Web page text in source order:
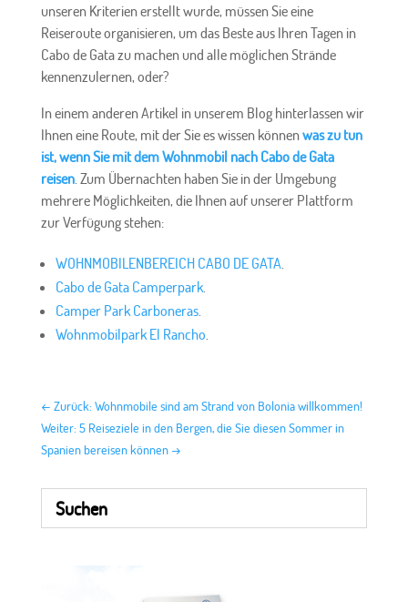
unseren Kriterien erstellt wurde, müssen Sie eine
Reiseroute organisieren, um das Beste aus Ihren Tagen in
Cabo de Gata zu machen und alle möglichen Strände
kennenzulernen, oder?
In einem anderen Artikel in unserem Blog hinterlassen wir
Ihnen eine Route, mit der Sie es wissen könnenwas zu tun
ist, wenn Sie mit dem Wohnmobil nach Cabo de Gata
reisen. Zum Übernachten haben Sie in der Umgebung
mehrere Möglichkeiten, die Ihnen auf unserer Plattform
zur Verfügung stehen:
WOHNMOBILENBEREICH CABO DE GATA.
Cabo de Gata Camperpark.
Camper Park Carboneras.
Wohnmobilpark El Rancho.
← Zurück: Wohnmobile sind am Strand von Bolonia willkommen!
Weiter: 5 Reiseziele in den Bergen, die Sie diesen Sommer in
Spanien bereisen können→